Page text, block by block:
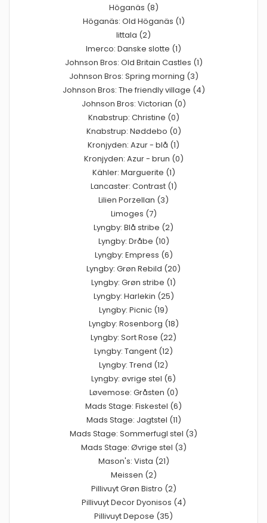
Höganäs (8)
Höganäs: Old Höganäs (1)
Iittala (2)
Imerco: Danske slotte (1)
Johnson Bros: Old Britain Castles (1)
Johnson Bros: Spring morning (3)
Johnson Bros: The friendly village (4)
Johnson Bros: Victorian (0)
Knabstrup: Christine (0)
Knabstrup: Nøddebo (0)
Kronjyden: Azur - blå (1)
Kronjyden: Azur - brun (0)
Kähler: Marguerite (1)
Lancaster: Contrast (1)
Lilien Porzellan (3)
Limoges (7)
Lyngby: Blå stribe (2)
Lyngby: Dråbe (10)
Lyngby: Empress (6)
Lyngby: Grøn Rebild (20)
Lyngby: Grøn stribe (1)
Lyngby: Harlekin (25)
Lyngby: Picnic (19)
Lyngby: Rosenborg (18)
Lyngby: Sort Rose (22)
Lyngby: Tangent (12)
Lyngby: Trend (12)
Lyngby: øvrige stel (6)
Løvemose: Gråsten (0)
Mads Stage: Fiskestel (6)
Mads Stage: Jagtstel (11)
Mads Stage: Sommerfugl stel (3)
Mads Stage: Øvrige stel (3)
Mason's: Vista (21)
Meissen (2)
Pillivuyt Grøn Bistro (2)
Pillivuyt Decor Dyonisos (4)
Pillivuyt Depose (35)